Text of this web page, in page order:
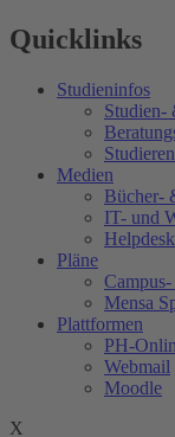
Quicklinks
Studieninfos
Studien-
Medien
Bücher-
IT- und
Helpdesk
Pläne
Mensa
Plattformen
PH-
Webmail
Moodle
X